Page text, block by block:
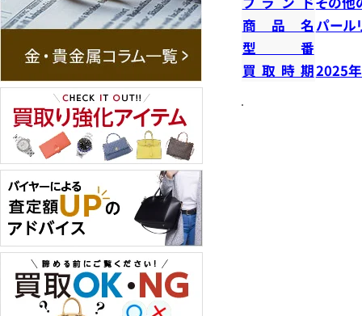
商品名 パール
型番
買取時期2025